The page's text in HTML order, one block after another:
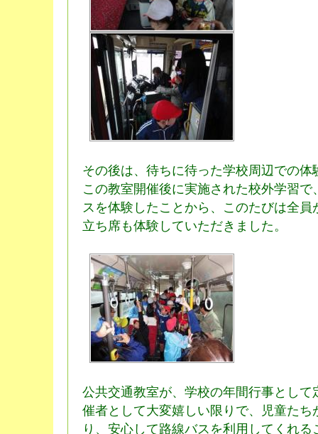
その後は、待ちに待った学校周辺での体
この教室開催後に実施された校外学習で
スを体験したことから、このたびは全員
立ち席も体験していただきました。
公共交通教室が、学校の年間行事として
催者として大変嬉しい限りで、児童たち
り、安心して路線バスを利用してくれ